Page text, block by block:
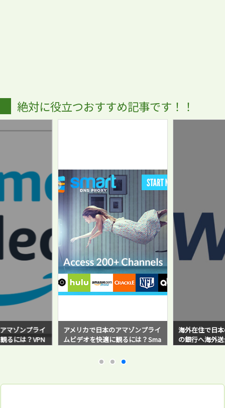
絶対に役立つおすすめ記事です！！
マゾンプライ
るには？VPN
じている方必
アメリカで日本のアマゾンプライ
ムビデオを快適に観るには？Sma
rt DNS Proxyサービスを使ってみ
たら超快適だった！
海外在住で日
の銀行へ海外
sferWise）の